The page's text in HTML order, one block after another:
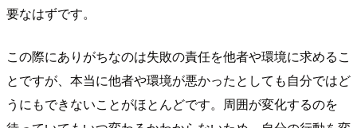
要なはずです。
この際にありがちなのは失敗の責任を他者や環境に求めるこ
とですが、本当に他者や環境が悪かったとしても自分ではど
うにもできないことがほとんどです。周囲が変化するのを